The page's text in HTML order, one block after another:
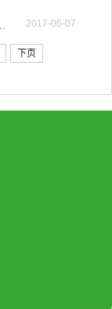
2017-06-07
下页